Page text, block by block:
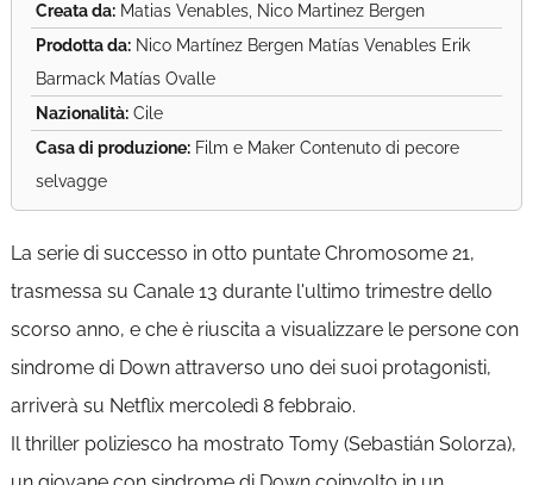
Creata da:Matias Venables, Nico Martinez Bergen
Prodotta da:Nico Martínez Bergen Matías Venables Erik
Barmack Matías Ovalle
Nazionalità:Cile
Casa di produzione:Film e Maker Contenuto di pecore
selvagge
La serie di successo in otto puntate Chromosome 21,
trasmessa su Canale 13 durante l'ultimo trimestre dello
scorso anno, e che è riuscita a visualizzare le persone con
sindrome di Down attraverso uno dei suoi protagonisti,
arriverà su Netflix mercoledì 8 febbraio.
Il thriller poliziesco ha mostrato Tomy (Sebastián Solorza),